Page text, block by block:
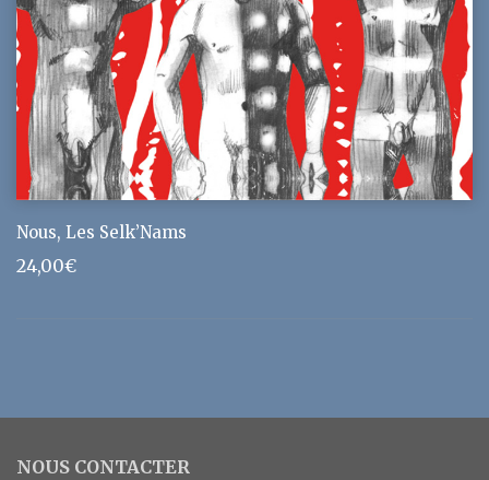
Nous, Les Selk’Nams
24,00€
NOUS CONTACTER